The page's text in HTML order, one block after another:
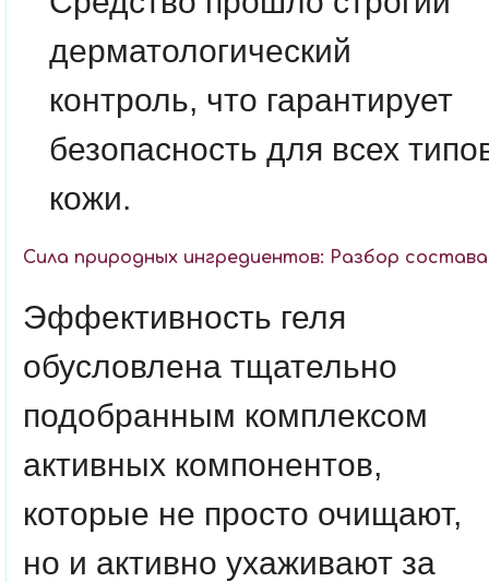
дерматологический
контроль, что гарантирует
безопасность для всех
кожи.
Сила природных ингредиентов: Разбор состава
Эффективность геля
обусловлена тщательно
подобранным комплексом
активных компонентов,
которые не просто очищают,
но и активно ухаживают за